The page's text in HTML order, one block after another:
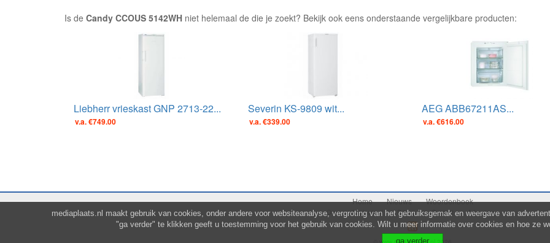
Is de Candy CCOUS 5142WH niet helemaal de die je zoekt? Bekijk ook eens onderstaande vergelijkbare producten:
Liebherr vrieskast GNP 2713-22...
v.a. €749.00
Severin KS-9809 wit...
v.a. €339.00
AEG ABB67211AS...
v.a. €616.00
Home Nieuws Woordenboek
Over mediaplaats.nl Privacy Contact Adverteren
mediaplaats.nl maakt gebruik van cookies, onder andere voor websiteanalyse, vergroting van het gebruiksgemak en weergave van
"ga verder" te klikken geeft u toestemming voor het gebruik van cookies. Wilt u meer informatie over cookies en hoe ze